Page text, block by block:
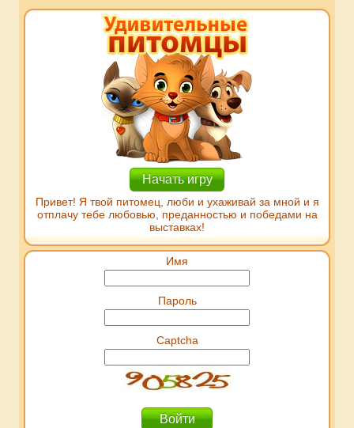
Начать игру
Привет! Я твой питомец, люби и ухаживай за мной и я
отплачу тебе любовью, преданностью и победами на
выставках!
Имя
Пароль
Captcha